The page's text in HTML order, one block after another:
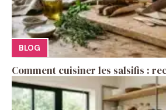
BLOG
Comment cuisiner les salsifis :